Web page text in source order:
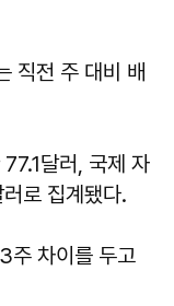
직전 주 대비 배
달러, 국제 자
로 집계됐다.
주 차이를 두고